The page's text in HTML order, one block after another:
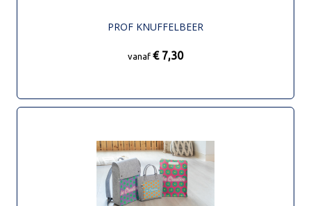
PROF KNUFFELBEER
vanaf € 7,30